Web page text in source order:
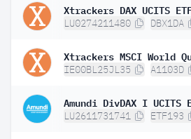
Xtrackers DAX UCITS
LU0274211480 DBX1DA
Xtrackers MSCI World
IE00BL25JL35 A1103D
Amundi DivDAX I
LU2611731741 ETF193